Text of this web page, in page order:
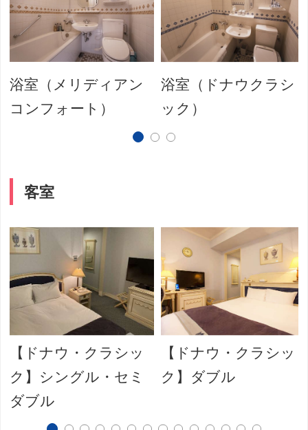
浴室（メリディアン
コンフォート）
浴室（ドナウクラシ
ック）
客室
【ドナウ・クラシッ
ク】シングル・セミ
ダブル
【ドナウ・クラシッ
ク】ダブル